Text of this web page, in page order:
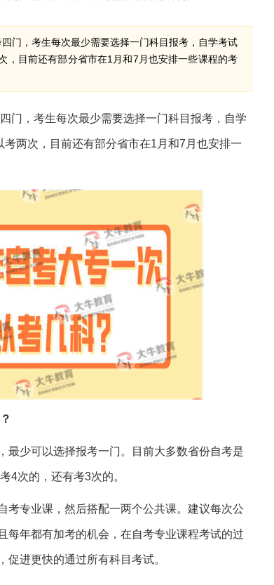
门，考生每次最少需要选择一门科目报考，自学考试
，目前还有部分省市在1月和7月也安排一些课程的考
门，考生每次最少需要选择一门科目报考，自学
两次，目前还有部分省市在1月和7月也安排一
最少可以选择报考一门。目前大多数省份自考是
4次的，还有考3次的。
考专业课，然后搭配一两个公共课。建议每次公
每年都有加考的机会，在自考专业课程考试的过
进更快的通过所有科目考试。